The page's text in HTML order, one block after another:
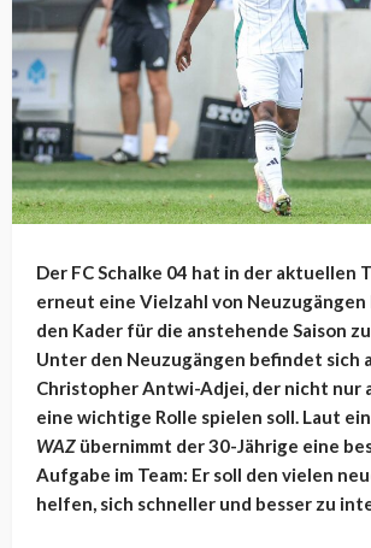
Der FC Schalke 04 hat in der aktuellen
erneut eine Vielzahl von Neuzugängen
den Kader für die anstehende Saison
Unter den Neuzugängen befindet sich
ChristopherAntwi-Adjei, der nicht nur
eine wichtige Rolle spielen soll. Laut
WAZ übernimmt der 30-Jährige eine
Aufgabe im Team: Er soll den vielen
helfen, sich schneller und besser zu